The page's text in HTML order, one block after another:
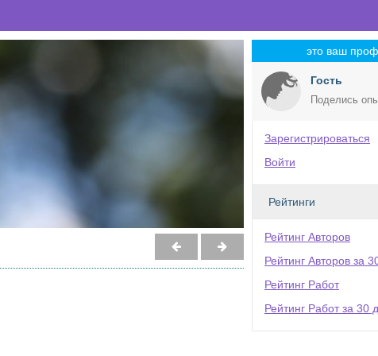
это ваш
Гость
Поделись
Зарегистрироваться
Войти
Рейтинги
Рейтинг Авторов
Рейтинг Авторов за
Рейтинг Работ
Рейтинг Работ за 30